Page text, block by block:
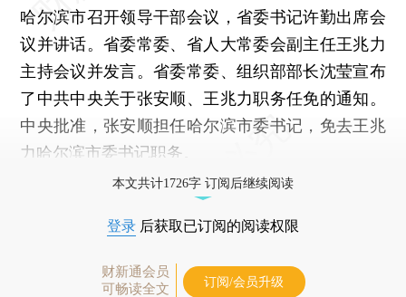
哈尔滨市召开领导干部会议，省委书记许勤出席会
议并讲话。省委常委、省人大常委会副主任王兆力
主持会议并发言。省委常委、组织部部长沈莹宣布
了中共中央关于张安顺、王兆力职务任免的通知。
中央批准，张安顺担任哈尔滨市委书记，免去王兆
力哈尔滨市委书记职务。
本文共计1726字 订阅后继续阅读
登录 后获取已订阅的阅读权限
财新通会员
可畅读全文
订阅/会员升级